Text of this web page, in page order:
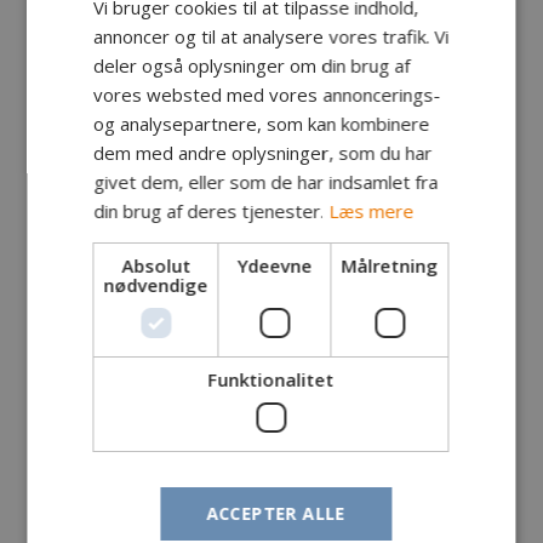
Jeg er i fuld gang med at lave et nyt program for
den første halvdel af 2022, hvor vi vil satse endnu
mere på det praktiske fiskeri ved å, sø og kyst.
Desuden vil jeg prøve at ”liste” nogle udendørs
klubaftener ind i programmet i løbet af
sommerhalvåret. Bl.a. vil vi tilbyde den udsatte
Vi bruger cookies til at tilpasse indhold,
annoncer og til at analysere vores trafik. Vi
deler også oplysninger om din brug af
vores websted med vores annoncerings-
og analysepartnere, som kan kombinere
dem med andre oplysninger, som du har
givet dem, eller som de har indsamlet fra
din brug af deres tjenester. Læs mere
Absolut
nødvendige
Ydeevne Målretning
Funktionalitet
ACCEPTER ALLE